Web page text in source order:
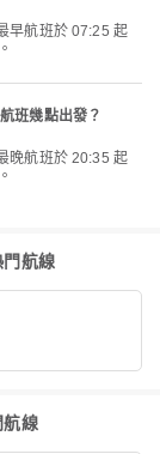
班幾點出發？
航線
線